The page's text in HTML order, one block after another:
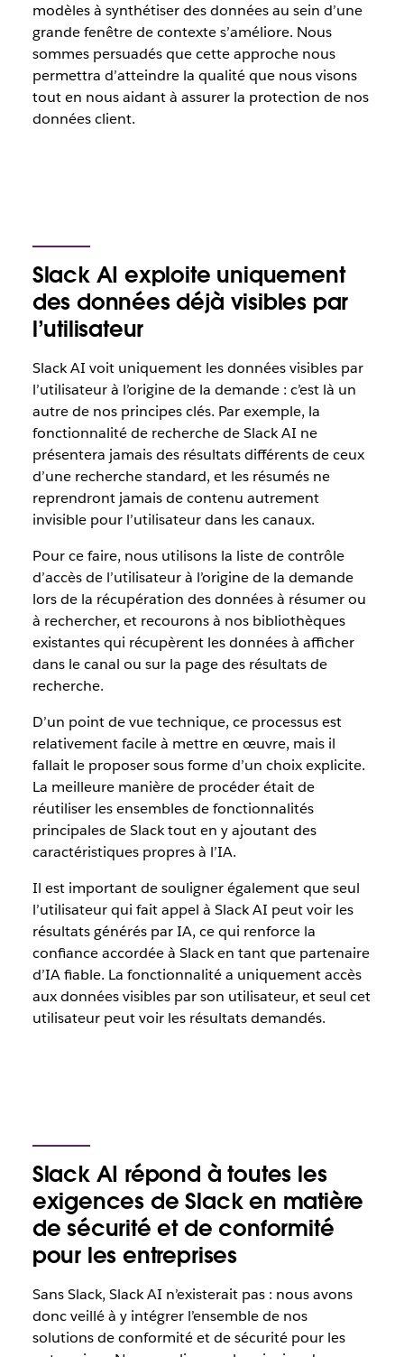
modèles à synthétiser des données au sein d’une
grande fenêtre de contexte s’améliore. Nous
sommes persuadés que cette approche nous
permettra d’atteindre la qualité que nous visons
tout en nous aidant à assurer la protection de nos
données client.
Slack AI exploite uniquement
des données déjà visibles par
l’utilisateur
Slack AI voit uniquement les données visibles par
l’utilisateur à l’origine de la demande : c’est là un
autre de nos principes clés. Par exemple, la
fonctionnalité de recherche de Slack AI ne
présentera jamais des résultats différents de ceux
d’une recherche standard, et les résumés ne
reprendront jamais de contenu autrement
invisible pour l’utilisateur dans les canaux.
Pour ce faire, nous utilisons la liste de contrôle
d’accès de l’utilisateur à l’origine de la demande
lors de la récupération des données à résumer ou
à rechercher, et recourons à nos bibliothèques
existantes qui récupèrent les données à afficher
dans le canal ou sur la page des résultats de
recherche.
D’un point de vue technique, ce processus est
relativement facile à mettre en œuvre, mais il
fallait le proposer sous forme d’un choix explicite.
La meilleure manière de procéder était de
réutiliser les ensembles de fonctionnalités
principales de Slack tout en y ajoutant des
caractéristiques propres à l’IA.
Il est important de souligner également que seul
l’utilisateur qui fait appel à Slack AI peut voir les
résultats générés par IA, ce qui renforce la
confiance accordée à Slack en tant que partenaire
d’IA fiable. La fonctionnalité a uniquement accès
aux données visibles par son utilisateur, et seul cet
utilisateur peut voir les résultats demandés.
Slack AI répond à toutes les
exigences de Slack en matière
de sécurité et de conformité
pour les entreprises
Sans Slack, Slack AI n’existerait pas : nous avons
donc veillé à y intégrer l’ensemble de nos
solutions de conformité et de sécurité pour les